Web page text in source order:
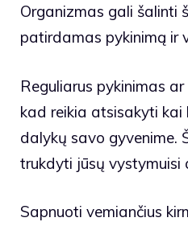
Organizmas gali šalinti
patirdamas pykinimą ir
Reguliarus pykinimas
kad reikia atsisakyti kai
dalykų savo gyvenime.
trukdyti jūsų vystymuisi
Sapnuoti vemiančius